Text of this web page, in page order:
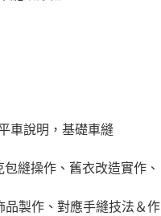
車說明，基礎車縫
縫操作、舊衣改造實作、
製作、對應手縫技法＆作